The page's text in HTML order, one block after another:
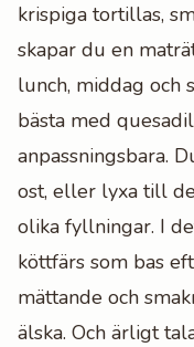
krispiga tortillas,
skapar du en
lunch, middag och
bästa med
anpassningsbara.
ost, eller lyxa till
olika fyllningar. I
köttfärs som bas
mättande och
älska. Och ärligt